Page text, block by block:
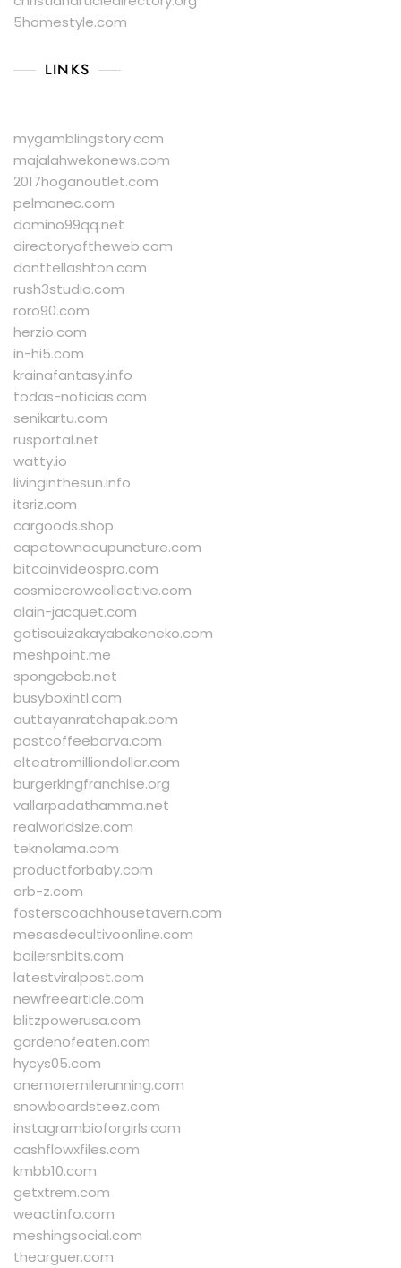
5homestyle.com
LINKS
mygamblingstory.com
majalahwekonews.com
2017hoganoutlet.com
pelmanec.com
domino99qq.net
directoryoftheweb.com
donttellashton.com
rush3studio.com
roro90.com
herzio.com
in-hi5.com
krainafantasy.info
todas-noticias.com
senikartu.com
rusportal.net
watty.io
livinginthesun.info
itsriz.com
cargoods.shop
capetownacupuncture.com
bitcoinvideospro.com
cosmiccrowcollective.com
alain-jacquet.com
gotisouizakayabakeneko.com
meshpoint.me
spongebob.net
busyboxintl.com
auttayanratchapak.com
postcoffeebarva.com
elteatromilliondollar.com
burgerkingfranchise.org
vallarpadathamma.net
realworldsize.com
teknolama.com
productforbaby.com
orb-z.com
fosterscoachhousetavern.com
mesasdecultivoonline.com
boilersnbits.com
latestviralpost.com
newfreearticle.com
blitzpowerusa.com
gardenofeaten.com
hycys05.com
onemoremilerunning.com
snowboardsteez.com
instagrambioforgirls.com
cashflowxfiles.com
kmbb10.com
getxtrem.com
weactinfo.com
meshingsocial.com
thearguer.com